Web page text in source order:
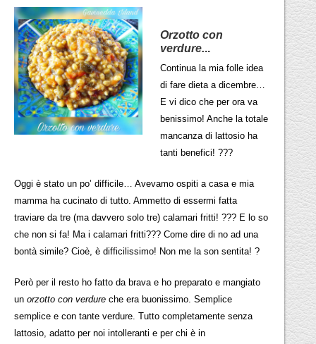
Orzotto con
verdure...
Continua la mia folle idea
di fare dieta a dicembre…
E vi dico che per ora va
benissimo! Anche la totale
mancanza di lattosio ha
tanti benefici! ???
Oggi è stato un po’ difficile… Avevamo ospiti a casa e mia
mamma ha cucinato di tutto. Ammetto di essermi fatta
traviare da tre (ma davvero solo tre) calamari fritti! ??? E lo so
che non si fa! Ma i calamari fritti??? Come dire di no ad una
bontà simile? Cioè, è difficilissimo! Non me la son sentita! ?
Però per il resto ho fatto da brava e ho preparato e mangiato
unorzotto con verdureche era buonissimo. Semplice
semplice e con tante verdure. Tutto completamente senza
lattosio, adatto per noi intolleranti e per chi è in